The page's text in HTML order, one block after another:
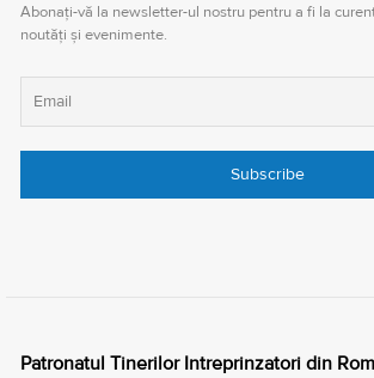
Abonați-vă la newsletter-ul nostru pentru a fi la
noutăți și evenimente.
Patronatul Tinerilor Intreprinzatori din